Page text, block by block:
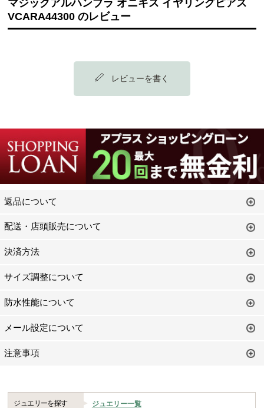
マジックアルハンブラ オニキス イヤリングピアス
VCARA44300 のレビュー
レビューを書く
返品について
配送・店頭販売について
決済方法
サイズ調整について
防水性能について
メール設定について
注意事項
ジュエリーを探す ジュエリー一覧